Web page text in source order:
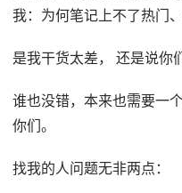
我：为何笔记上不了热门
是我干货太差， 还是说你
谁也没错，本来也需要一
你们。
找我的人问题无非两点：